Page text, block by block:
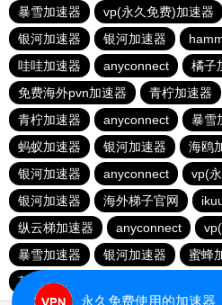
暴雪加速器
vp(永久免费)加速器
银河加速器
银河加速器
哇哇加速器
anyconnect 橘子
免费海外pvn加速器
青柠加速器
青柠加速器
anyconnect 暴雪
蚂蚁加速器
银河加速器 海鸥
银河加速器
anyconnect
vp(
银河加速器
海外梯子官网
纵云梯加速器
anyconnect
暴雪加速器
银河加速器 蜜蜂
荔枝加速器
永久免费使用的加速器